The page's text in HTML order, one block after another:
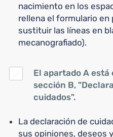
nacimiento en los
rellena el formulario en
sustituir las líneas en
mecanografiado).
El apartado A está
sección B,
cuidados".
La declaración de
sus opiniones, deseos